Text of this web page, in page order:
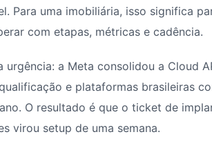
Para uma imobiliária, isso significa
com etapas, métricas e cadência.
a Meta consolidou a Cloud
e plataformas brasileiras
O resultado é que o ticket de
virou setup de uma semana.